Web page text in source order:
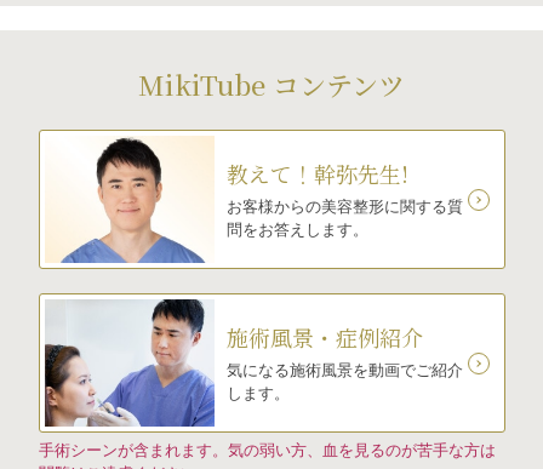
MikiTube コンテンツ
教えて！幹弥先生!
お客様からの美容整形に関する質
問をお答えします。
施術風景・症例紹介
気になる施術風景を動画でご紹介
します。
手術シーンが含まれます。気の弱い方、血を見るのが苦手な方は